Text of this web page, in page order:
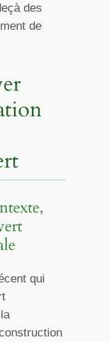
des
de
qui